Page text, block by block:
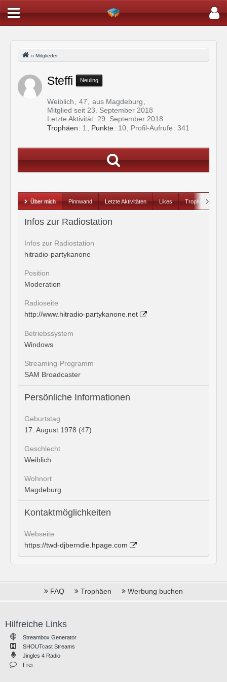
Mitglieder
Steffi Neuling
Weiblich 47
aus Magdeburg
Mitglied seit 23. September 2018
Letzte Aktivität: 29. September 2018
Trophäen
1 Punkte 10 Profil-Aufrufe 341
Über mich Pinnwand Letzte Aktivitäten Likes Trophäen
Infos zur Radiostation
Infos zur Radiostation
hitradio-partykanone
Position
Moderation
Radioseite
http://www.hitradio-partykanone.net
Betriebssystem
Windows
Streaming-Programm
SAM Broadcaster
Persönliche Informationen
Geburtstag
17. August 1978 (47)
Geschlecht
Weiblich
Wohnort
Magdeburg
Kontaktmöglichkeiten
Webseite
https://twd-djberndie.hpage.com
FAQ Trophäen Werbung buchen
Hilfreiche Links
Streambox Generator
SHOUTcast Streams
Jingles 4 Radio
Frei